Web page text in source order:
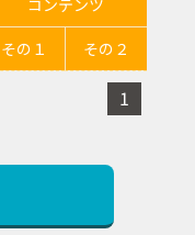
コンテンツ
その１
その２
1